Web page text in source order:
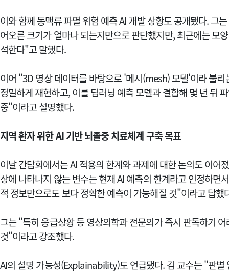
이와 함께 동맥류 파열 위험 예측 AI 개발 상황도 공개됐다. 그
어오른 크기가 얼마나 되는지만으로 판단했지만, 최근에는 모
석한다"고 말했다.
이어 "3D 영상 데이터를 바탕으로 '메시(mesh) 모델'이라 불
정밀하게 재현하고, 이를 딥러닝 예측 모델과 결합해 몇 년 뒤
중"이라고 설명했다.
지역 환자 위한 AI 기반 뇌졸중 치료체계 구축 목표
이날 간담회에서는 AI 적용의 한계와 과제에 대한 논의도 이어
상에 나타나지 않는 변수는 현재 AI 예측의 한계라고 인정하면
적 정보만으로도 보다 정확한 예측이 가능해질 것"이라고 답했
그는 "특히 응급상황 등 영상의학과 전문의가 즉시 판독하기
것"이라고 강조했다.
AI의 설명 가능성(Explainability)도 언급됐다. 김 교수는 "판별